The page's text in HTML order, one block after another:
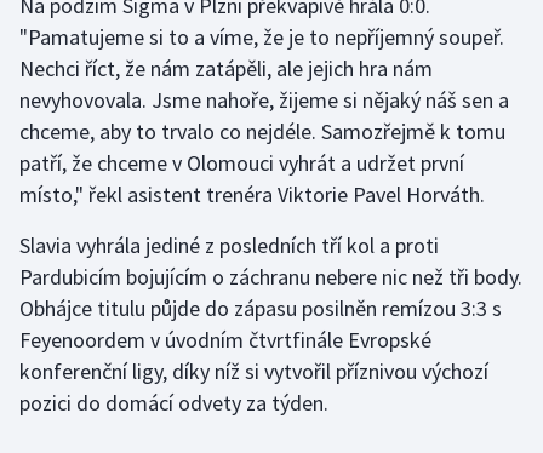
Jezdectví
Judo
Krasobruslení
Lezení
Lyže a snowboard
Moderní pětiboj
Motorsport
"Pamatujeme si to a víme, že je to nepříjemný soupeř.
Nechci říct, že nám zatápěli, ale jejich hra nám
nevyhovovala. Jsme nahoře, žijeme si nějaký náš sen a
chceme, aby to trvalo co nejdéle. Samozřejmě k tomu
patří, že chceme v Olomouci vyhrát a udržet první
místo," řekl asistent trenéra Viktorie Pavel Horváth.
Slavia vyhrála jediné z posledních tří kol a proti
Pardubicím bojujícím o záchranu nebere nic než tři body.
Obhájce titulu půjde do zápasu posilněn remízou 3:3 s
Feyenoordem v úvodním čtvrtfinále Evropské
konferenční ligy, díky níž si vytvořil příznivou výchozí
pozici do domácí odvety za týden.